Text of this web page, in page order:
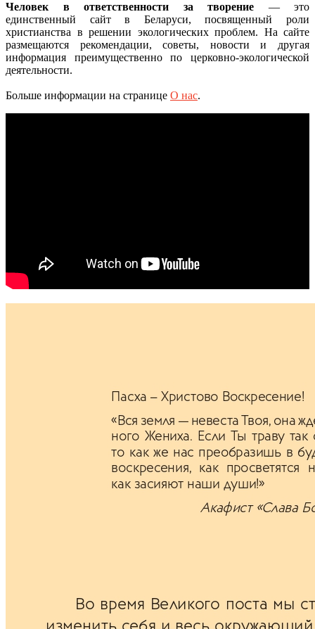
Человек в ответственности за творение — это
единственный сайт в Беларуси, посвященный роли
христианства в решении экологических проблем. На сайте
размещаются рекомендации, советы, новости и другая
информация преимущественно по церковно-экологической
деятельности.
Больше информации на странице О нас.